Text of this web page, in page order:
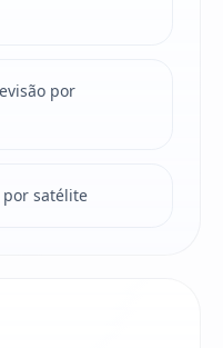
por
por satélite